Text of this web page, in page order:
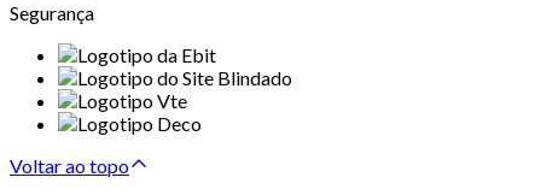
Segurança
Voltar ao topo